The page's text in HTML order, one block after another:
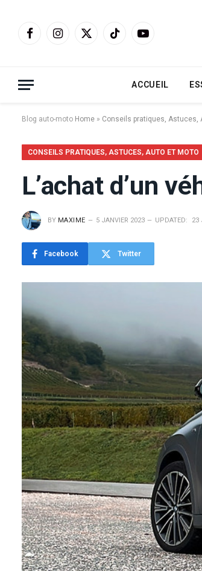
FacebookInstagram
X
TikTokYouTube
ACCUEIL
Blog auto-moto Home » Conseils pratiques, Astuces,
CONSEILS PRATIQUES, ASTUCES, AUTO ET MOTO
L’achat d’un
BY MAXIME 5 JANVIER 2023 UPDATED: 23
Facebook Twitter